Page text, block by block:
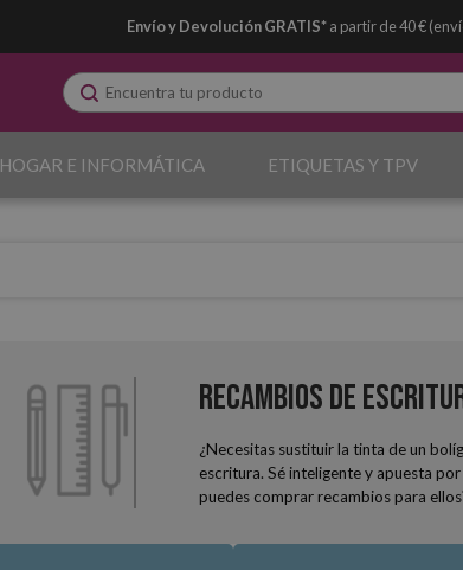
Envío y Devolución GRATIS*a partir de 40 €
HOGAR E INFORMÁTICA ETIQUETAS Y TPV
Recambios de
¿Necesitas sustituir la tinta de un
escritura. Sé inteligente y apuesta
puedes comprar recambios para